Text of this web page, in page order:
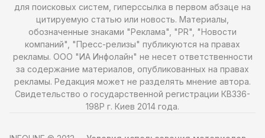
для поисковых систем, гиперссылка в первом абзаце на
цитируемую статью или новость. Материалы,
обозначенные знаками "Реклама", "PR", "Новости
компаний", "Пресс-релизы" публикуются на правах
рекламы. ООО "ИА Инфолайн" не несет ответственности
за содержание материалов, опубликованных на правах
рекламы. Редакция может не разделять мнение автора.
Свидетельство о государственной регистрации КВ336-
198Р г. Киев 2014 года.